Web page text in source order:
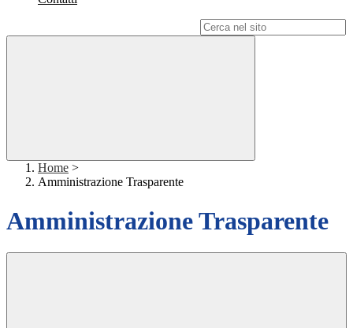
Home >
Amministrazione Trasparente
Amministrazione Trasparente